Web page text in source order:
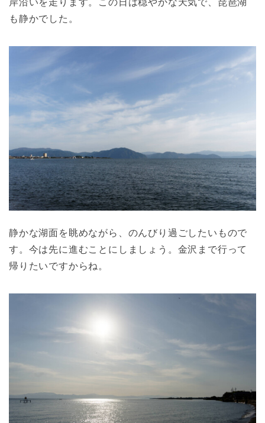
も静かでした。
静かな湖面を眺めながら、のんびり過ごしたいもので
す。今は先に進むことにしましょう。金沢まで行って
帰りたいですからね。